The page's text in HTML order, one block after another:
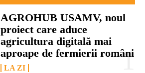
AGROHUB USAMV, noul
proiect care aduce
agricultura digitală mai
aproape de fermierii români
LA ZI